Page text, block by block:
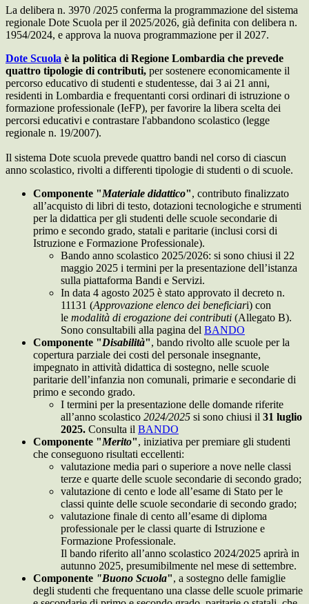
La delibera n. 3970 /2025 conferma la programmazione del sistema
regionale Dote Scuola per il 2025/2026, già definita con delibera n.
1954/2024, e approva la nuova programmazione per il 2027.
Dote Scuola è la politica di Regione Lombardia che prevede
quattro tipologie di contributi, per sostenere economicamente il
percorso educativo di studenti e studentesse, dai 3 ai 21 anni,
residenti in Lombardia e frequentanti corsi ordinari di istruzione o
formazione professionale (IeFP), per favorire la libera scelta dei
percorsi educativi e contrastare l'abbandono scolastico (legge
regionale n. 19/2007).
Il sistema Dote scuola prevede quattro bandi nel corso di ciascun
anno scolastico, rivolti a differenti tipologie di studenti o di scuole.
Componente "Materiale didattico", contributo finalizzato
all’acquisto di libri di testo, dotazioni tecnologiche e strumenti
per la didattica per gli studenti delle scuole secondarie di
primo e secondo grado, statali e paritarie (inclusi corsi di
Istruzione e Formazione Professionale).
Bando anno scolastico 2025/2026: si sono chiusi il 22
maggio 2025 i termini per la presentazione dell’istanza
sulla piattaforma Bandi e Servizi.
In data 4 agosto 2025 è stato approvato il decreto n.
11131 (Approvazione elenco dei beneficiari) con
le modalità di erogazione dei contributi (Allegato B).
Sono consultabili alla pagina del BANDO
Componente "Disabilità", bando rivolto alle scuole per la
copertura parziale dei costi del personale insegnante,
impegnato in attività didattica di sostegno, nelle scuole
paritarie dell’infanzia non comunali, primarie e secondarie di
primo e secondo grado.
I termini per la presentazione delle domande riferite
all’anno scolastico 2024/2025 si sono chiusi il 31 luglio
2025. Consulta il BANDO
Componente "Merito", iniziativa per premiare gli studenti
che conseguono risultati eccellenti:
valutazione media pari o superiore a nove nelle classi
terze e quarte delle scuole secondarie di secondo grado;
valutazione di cento e lode all’esame di Stato per le
classi quinte delle scuole secondarie di secondo grado;
valutazione finale di cento all’esame di diploma
professionale per le classi quarte di Istruzione e
Formazione Professionale.
Il bando riferito all’anno scolastico 2024/2025 aprirà in
autunno 2025, presumibilmente nel mese di settembre.
Componente "Buono Scuola", a sostegno delle famiglie
degli studenti che frequentano una classe delle scuole primarie